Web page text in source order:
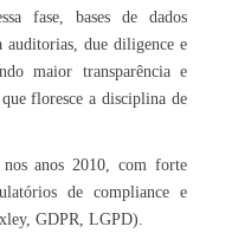
fase, bases de dados
auditorias, due diligence e
maior transparência e
floresce a disciplina de
anos 2010, com forte
de compliance e
GDPR, LGPD).